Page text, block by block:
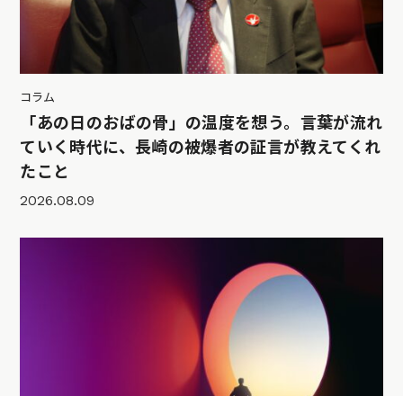
コラム
「あの日のおばの骨」の温度を想う。言葉が流れ
ていく時代に、長崎の被爆者の証言が教えてくれ
たこと
2026.08.09